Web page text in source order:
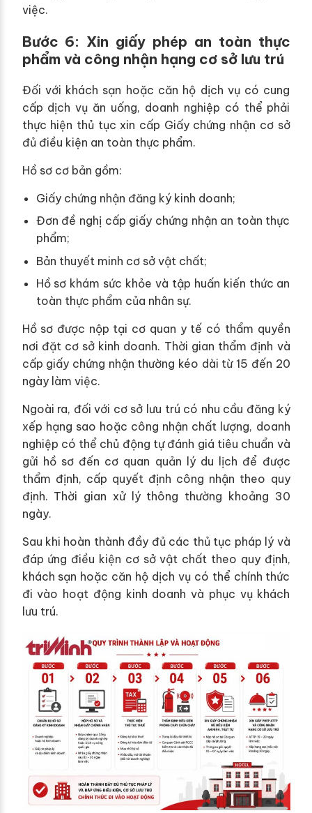
việc.
Bước 6: Xin giấy phép an toàn thực
phẩm và công nhận hạng cơ sở lưu trú
Đối với khách sạn hoặc căn hộ dịch vụ có cung
cấp dịch vụ ăn uống, doanh nghiệp có thể phải
thực hiện thủ tục xin cấp Giấy chứng nhận cơ sở
đủ điều kiện an toàn thực phẩm.
Hồ sơ cơ bản gồm:
Giấy chứng nhận đăng ký kinh doanh;
Đơn đề nghị cấp giấy chứng nhận an toàn thực
phẩm;
Bản thuyết minh cơ sở vật chất;
Hồ sơ khám sức khỏe và tập huấn kiến thức an
toàn thực phẩm của nhân sự.
Hồ sơ được nộp tại cơ quan y tế có thẩm quyền
nơi đặt cơ sở kinh doanh. Thời gian thẩm định và
cấp giấy chứng nhận thường kéo dài từ 15 đến 20
ngày làm việc.
Ngoài ra, đối với cơ sở lưu trú có nhu cầu đăng ký
xếp hạng sao hoặc công nhận chất lượng, doanh
nghiệp có thể chủ động tự đánh giá tiêu chuẩn và
gửi hồ sơ đến cơ quan quản lý du lịch để được
thẩm định, cấp quyết định công nhận theo quy
định. Thời gian xử lý thông thường khoảng 30
ngày.
Sau khi hoàn thành đầy đủ các thủ tục pháp lý và
đáp ứng điều kiện cơ sở vật chất theo quy định,
khách sạn hoặc căn hộ dịch vụ có thể chính thức
đi vào hoạt động kinh doanh và phục vụ khách
lưu trú.